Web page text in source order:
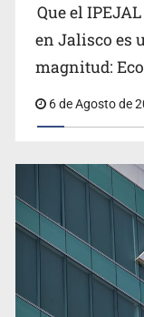
Congreso, de
Que el
en Jalisco es
magnitud:
6 de Agosto de